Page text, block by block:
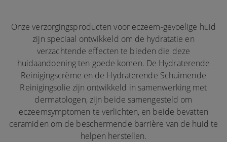
Onze verzorgingsproducten voor eczeem-gevoelige huid
zijn speciaal ontwikkeld om de hydratatie en
verzachtende effecten te bieden die deze
huidaandoening ten goede komen. De Hydraterende
Reinigingscrème en de Hydraterende Schuimende
Reinigingsolie zijn ontwikkeld in samenwerking met
dermatologen, zijn beide samengesteld om
eczeemsymptomen te verlichten, en beide bevatten
ceramiden om de beschermende barrière van de huid te
helpen herstellen.